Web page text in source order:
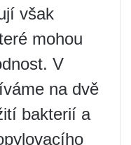
však
mohou
V
na dvě
bakterií a